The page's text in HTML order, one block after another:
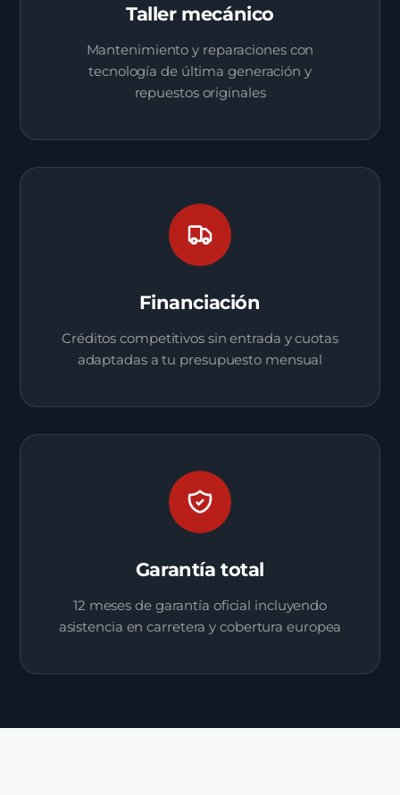
Taller mecánico
Mantenimiento y reparaciones con
tecnología de última generación y
repuestos originales
Financiación
Créditos competitivos sin entrada y cuotas
adaptadas a tu presupuesto mensual
Garantía total
12 meses de garantía oficial incluyendo
asistencia en carretera y cobertura europea